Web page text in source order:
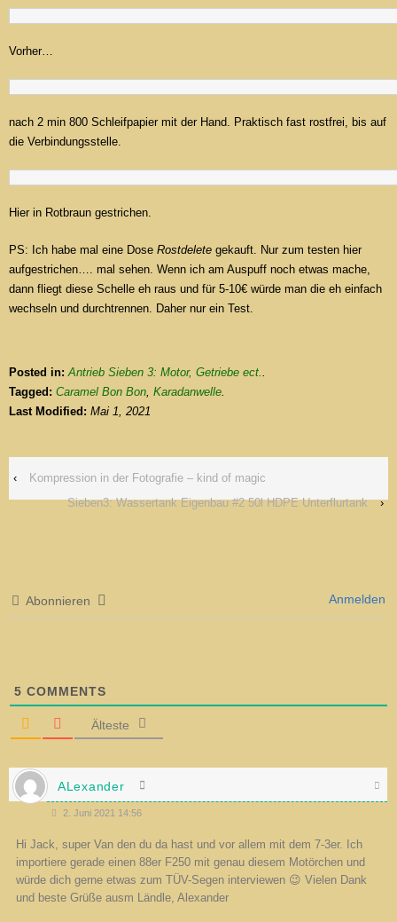
Vorher…
nach 2 min 800 Schleifpapier mit der Hand. Praktisch fast rostfrei, bis auf
die Verbindungsstelle.
Hier in Rotbraun gestrichen.
PS: Ich habe mal eine Dose Rostdelete gekauft. Nur zum testen hier
aufgestrichen…. mal sehen. Wenn ich am Auspuff noch etwas mache,
dann fliegt diese Schelle eh raus und für 5-10€ würde man die eh einfach
wechseln und durchtrennen. Daher nur ein Test.
Posted in:Antrieb Sieben 3: Motor, Getriebe ect..
Tagged: Caramel Bon Bon, Karadanwelle.
Last Modified: Mai 1, 2021
‹
Kompression in der Fotografie – kind of magic
Sieben3: Wassertank Eigenbau #2 50l HDPE Unterflurtank
›
Abonnieren Anmelden
5 COMMENTS
Älteste
ALexander
2. Juni 2021 14:56
Hi Jack, super Van den du da hast und vor allem mit dem 7-3er. Ich
importiere gerade einen 88er F250 mit genau diesem Motörchen und
würde dich gerne etwas zum TÜV-Segen interviewen 😉 Vielen Dank
und beste Grüße ausm Ländle, Alexander